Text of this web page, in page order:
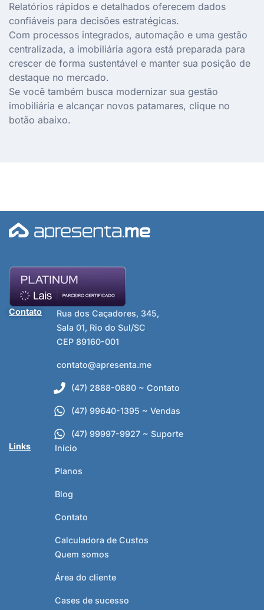
Relatórios rápidos e detalhados oferecem dados
confiáveis para decisões estratégicas.
Com processos integrados, automação e uma gestão
centralizada, a imobiliária agora está preparada para
crescer de forma sustentável e manter sua posição de
destaque no mercado.
Se você também busca modernizar sua gestão
imobiliária e alcançar novos patamares, clique no
botão abaixo.
Contato
Rua dos Caçadores, 345,
Sala 01, Rio do Sul/SC
CEP 89160-001
contato@apresenta.me
(47) 2888-0880 ~ Contato
(47) 99640-1395 ~ Vendas
(47) 99997-9927 ~ Suporte
Links
Início
Planos
Blog
Contato
Calculadora de Custos
Quem somos
Área do cliente
Cases de sucesso